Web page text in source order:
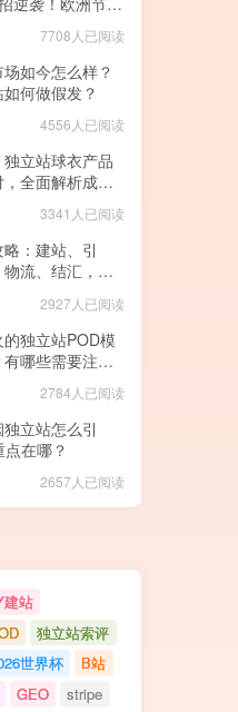
独立站上
7708人已阅读
如今怎么样？
何做假发？
4556人已阅读
立站球衣产品
全面解析成功
策略！3341人已阅读
：建站、引
流、结汇，手
2927人已阅读
独立站POD模
哪些需要注意
2784人已阅读
立站怎么引
在哪？
2657人已阅读
站
独立站索评
世界杯
B站
GEO
stripe